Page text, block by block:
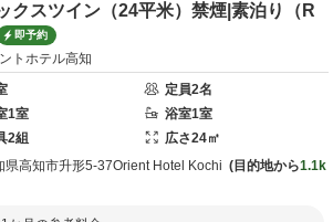
クスツイン（24平米）禁煙|素泊り（R
即予約
トホテル高知
定員2名
1室 浴室1室
2組 広さ24㎡
県高知市升形5-37Orient Hotel Kochi 目的地から1.1k